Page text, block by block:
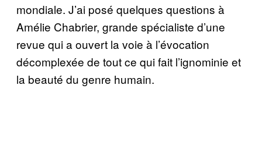
mondiale. J’ai posé quelques questions à
Amélie Chabrier, grande spécialiste d’une
revue qui a ouvert la voie à l’évocation
décomplexée de tout ce qui fait l’ignominie et
la beauté du genre humain.